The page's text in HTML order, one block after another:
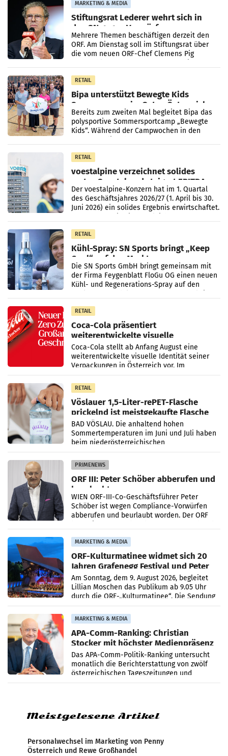
MARKETING & MEDIA
Stiftungsrat Lederer wehrt sich in
den SN gegen Vorwürfe
Mehrere Themen beschäftigen derzeit den
ORF. Am Dienstag soll im Stiftungsrat über
die vom neuen ORF-Chef Clemens Pig
RETAIL
Bipa unterstützt Bewegte Kids
Sommercamps im Osten Österreichs
Bereits zum zweiten Mal begleitet Bipa das
polysportive Sommersportcamp „Bewegte
Kids“. Während der Campwochen in den
RETAIL
voestalpine verzeichnet solides
erstes Quartal und steigert EBITDA
Der voestalpine-Konzern hat im 1. Quartal
des Geschäftsjahres 2026/27 (1. April bis 30.
Juni 2026) ein solides Ergebnis erwirtschaftet.
RETAIL
Kühl-Spray: SN Sports bringt „Keep
Cool“ auf den Markt
Die SN Sports GmbH bringt gemeinsam mit
der Firma Feygenblatt FloGu OG einen neuen
Kühl- und Regenerations-Spray auf den
RETAIL
Coca-Cola präsentiert
weiterentwickelte visuelle
Markenidentität
Coca-Cola stellt ab Anfang August eine
weiterentwickelte visuelle Identität seiner
Verpackungen in Österreich vor. Im
Mittelpunkt des Redesigns stehen zentrale
Gestaltungselemente
RETAIL
Vöslauer 1,5-Liter-rePET-Flasche
prickelnd ist meistgekaufte Flasche
Österreichs
BAD VÖSLAU. Die anhaltend hohen
Sommertemperaturen im Juni und Juli haben
beim niederösterreichischen
Getränkehersteller Vöslauer zu deutlichen
Absatzzuwächsen geführt. Während
PRIMENEWS
ORF III: Peter Schöber abberufen und
beurlaubt
WIEN ORF-III-Co-Geschäftsführer Peter
Schöber ist wegen Compliance-Vorwürfen
abberufen und beurlaubt worden. Der ORF
MARKETING & MEDIA
ORF-Kulturmatinee widmet sich 20
Jahren Grafenegg Festival und Peter
Simonischek
Am Sonntag, dem 9. August 2026, begleitet
Lillian Moschen das Publikum ab 9.05 Uhr
durch die ORF-„Kulturmatinee“. Die Sendung
startet mit der Dokumentation „20 Jahre
Grafenegg
MARKETING & MEDIA
APA-Comm-Ranking: Christian
Stocker mit höchster Medienpräsenz
im Juli
Das APA-Comm-Politik-Ranking untersucht
monatlich die Berichterstattung von zwölf
österreichischen Tageszeitungen und
analysiert, welche Politikerinnen und
Meistgelesene Artikel
Personalwechsel im Marketing von Penny
Österreich und Rewe Großhandel